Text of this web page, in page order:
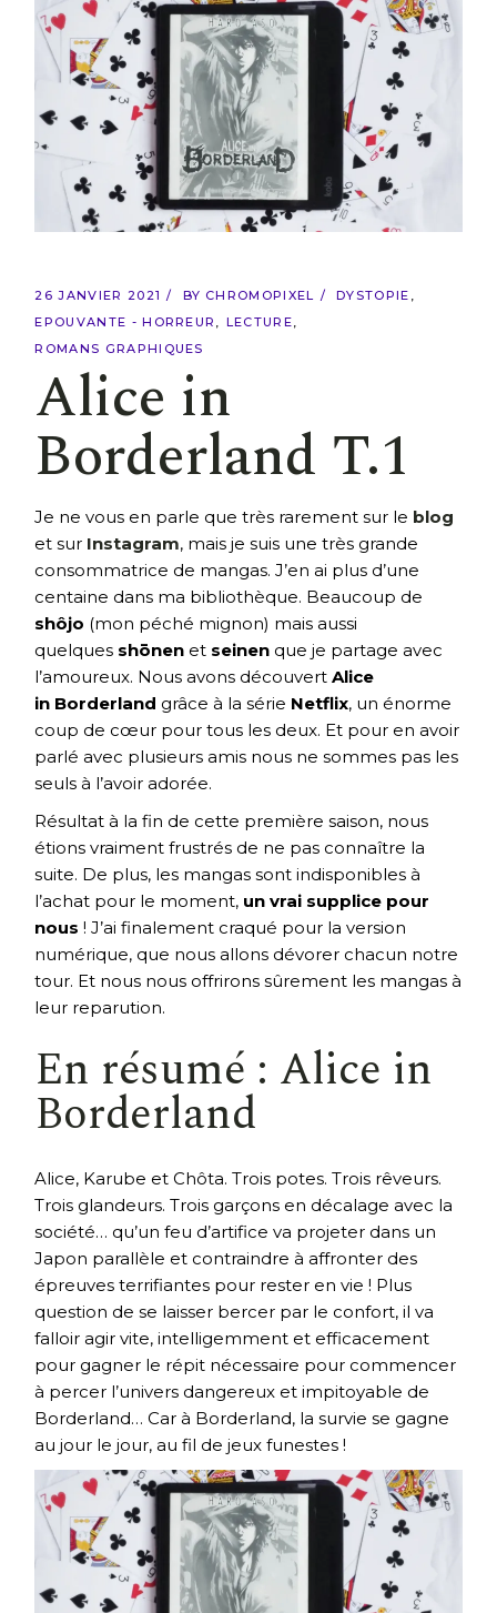
26 JANVIER 2021 BY CHROMOPIXEL
DYSTOPIE
EPOUVANTE - HORREUR
LECTURE
ROMANS GRAPHIQUES
Alice in
Borderland T.1
Je ne vous en parle que très rarement sur le blog
et sur Instagram, mais je suis une très grande
consommatrice de mangas. J’en ai plus d’une
centaine dans ma bibliothèque. Beaucoup de
shôjo (mon péché mignon) mais aussi
quelques shōnen et seinen que je partage avec
l’amoureux. Nous avons découvertAlice
in Borderland grâce à la série Netflix, un énorme
coup de cœur pour tous les deux. Et pour en avoir
parlé avec plusieurs amis nous ne sommes pas les
seuls à l’avoir adorée.
Résultat à la fin de cette première saison, nous
étions vraiment frustrés de ne pas connaître la
suite. De plus, les mangas sont indisponibles à
l’achat pour le moment, un vrai supplice pour
nous ! J’ai finalement craqué pour la version
numérique, que nous allons dévorer chacun notre
tour. Et nous nous offrirons sûrement les mangas à
leur reparution.
En résumé : Alice in
Borderland
Alice, Karube et Chôta. Trois potes. Trois rêveurs.
Trois glandeurs. Trois garçons en décalage avec la
société… qu’un feu d’artifice va projeter dans un
Japon parallèle et contraindre à affronter des
épreuves terrifiantes pour rester en vie ! Plus
question de se laisser bercer par le confort, il va
falloir agir vite, intelligemment et efficacement
pour gagner le répit nécessaire pour commencer
à percer l’univers dangereux et impitoyable de
Borderland… Car à Borderland, la survie se gagne
au jour le jour, au fil de jeux funestes !